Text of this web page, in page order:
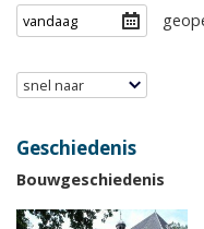
snel naar
Geschiedenis
Bouwgeschiedenis